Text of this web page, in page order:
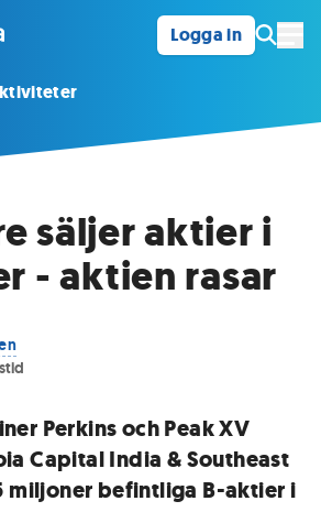
Logga in
säljer aktier i
- aktien rasar
Perkins och Peak XV
Capital India & Southeast
miljoner befintliga B-aktier i